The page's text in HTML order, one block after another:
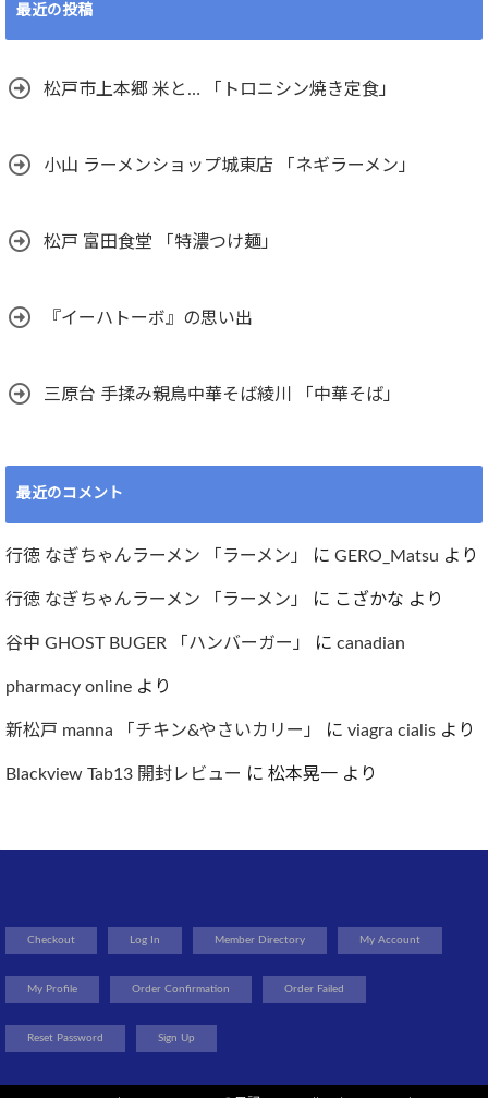
最近の投稿
松戸市上本郷 米と… 「トロニシン焼き定食」
小山 ラーメンショップ城東店 「ネギラーメン」
松戸 富田食堂 「特濃つけ麺」
『イーハトーボ』の思い出
三原台 手揉み親鳥中華そば綾川 「中華そば」
最近のコメント
行徳 なぎちゃんラーメン 「ラーメン」 に GERO_Matsu より
行徳 なぎちゃんラーメン 「ラーメン」 に こざかな より
谷中 GHOST BUGER 「ハンバーガー」 に canadian
pharmacy online より
新松戸 manna 「チキン&やさいカリー」 に viagra cialis より
Blackview Tab13 開封レビュー に 松本晃一 より
Checkout Log In Member Directory My Account
My Profile Order Confirmation Order Failed
Reset Password Sign Up